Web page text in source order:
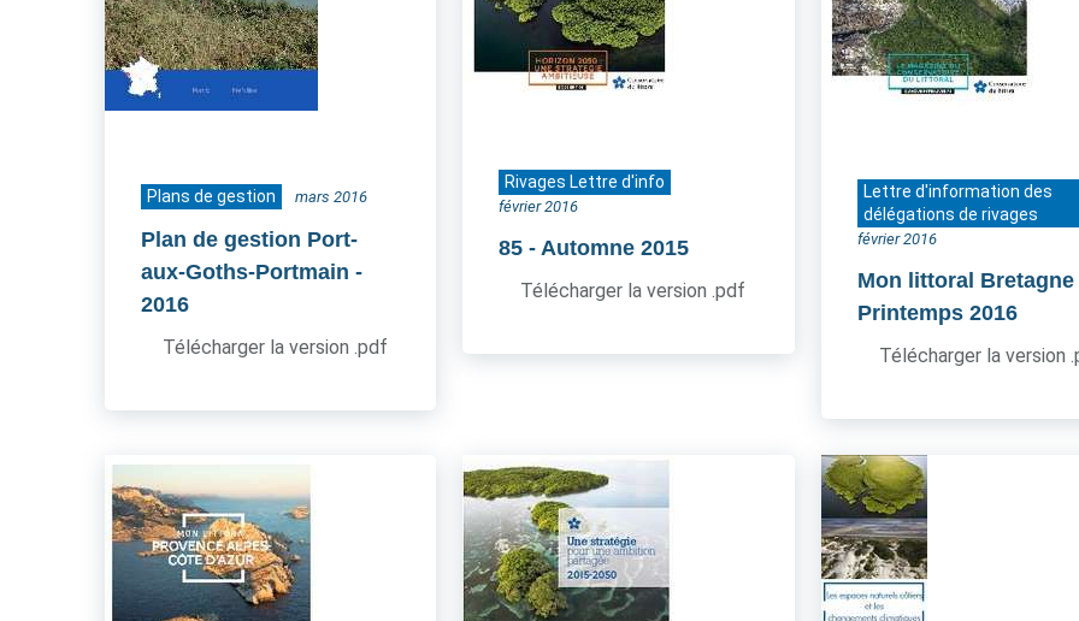
Plans de gestion mars 2016
Plan de gestion Port-
aux-Goths-Portmain -
2016
Télécharger la version .pdf
Rivages Lettre d'info
février 2016
85 - Automne 2015
Télécharger la version .pdf
Lettre d'information des
délégations de rivages
février 2016
Mon littoral Bretagne
Printemps 2016
Télécharger la version